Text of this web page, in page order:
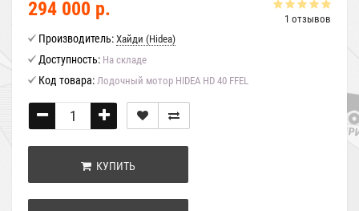
1 отзывов
294 000 р.
Производитель: Хайди (Hidea)
Доступность: На складе
Код товара: Лодочный мотор HIDEA HD 40 FFEL
КУПИТЬ